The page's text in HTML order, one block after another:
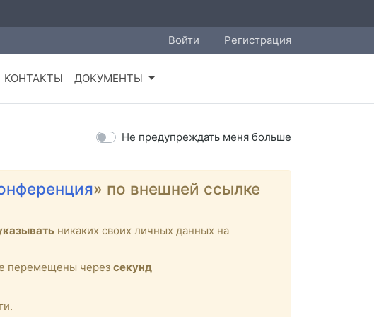
Войти Регистрация
КОНТАКТЫ ДОКУМЕНТЫ
Не предупреждать меня больше
» по внешней ссылке
никаких своих личных данных на
перемещены через секунд